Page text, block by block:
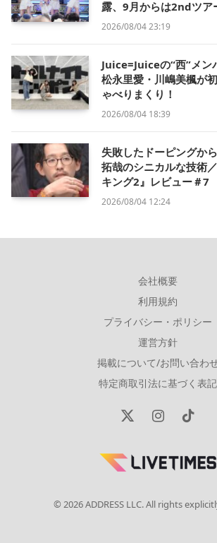
露、9月からは2ndツア
2026/08/04 23:19
Juice=Juiceの“西”メン
松永里愛・川嶋美楓が
ゃべりまくり！
2026/08/04 18:39
失敗したドーピングか
拓哉のシニカルな技術
キング2』レビュー＃7
2026/08/04 12:24
会社概要
利用規約
プライバシー・ポリシー
運営方針
掲載について/お問い合わ
特定商取引法に基づく表記
X
InstagramTikTok
© 2026 ADDRESS LLC. All rights